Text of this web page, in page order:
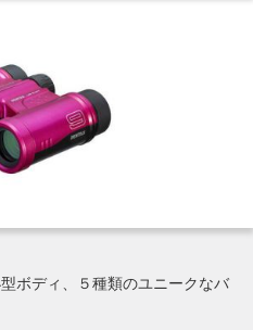
ボディ、５種類のユニークなバ